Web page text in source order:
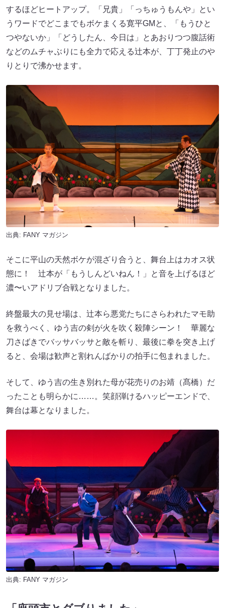
するほどヒートアップ。「兄貴」「っちゅうもんや」とい
うワードでどこまでもボケまくる寛平GMと、「もうひと
つやないか」「どうしたん、今日は」とあおりつつ腹話術
などのムチャぶりにも全力で応える辻本が、丁丁発止のや
りとりで沸かせます。
出典: FANY マガジン
そこに平山の天然ボケが混ざり合うと、舞台上はカオス状
態に！ 辻本が「もうしんどいねん！」と音を上げるほど
濃〜いアドリブ合戦となりました。
終盤最大の見せ場は、辻本ら悪党たちにさらわれたマモ助
を救うべく、ゆう吉の剣が火を吹く殺陣シーン！ 華麗な
刀さばきでバッサバッサと敵を斬り、最後に拳を突き上げ
ると、会場は歓声と割れんばかりの拍手に包まれました。
そして、ゆう吉の生き別れた母が花売りのお靖（髙橋）だ
ったことも明らかに……。笑顔弾けるハッピーエンドで、
舞台は幕となりました。
出典: FANY マガジン